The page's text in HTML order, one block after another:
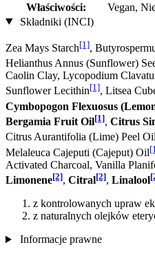
Właściwości:
Vegan,
Składniki (INCI)
Zea Mays Starch[1],
Helianthus Annus (Sunflower)
Caolin Clay, Lycopodium
Sunflower Lecithin[1], Litsea
Cymbopogon Flexuosus
Bergamia Fruit Oil[1], Citrus
Citrus Aurantifolia (Lime) Peel
Melaleuca Cajeputi (Cajeput) Oil
Activated Charcoal, Vanilla
Limonene[2], Citral[2], Linalool
z kontrolowanych upraw
z naturalnych olejków
Informacje prawne